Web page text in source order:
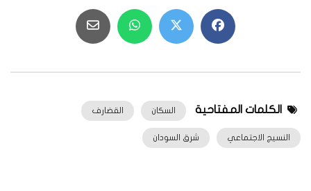
الكلمات المفتاحية السكان القضارف
النسيج الاجتماعي شرق السودان